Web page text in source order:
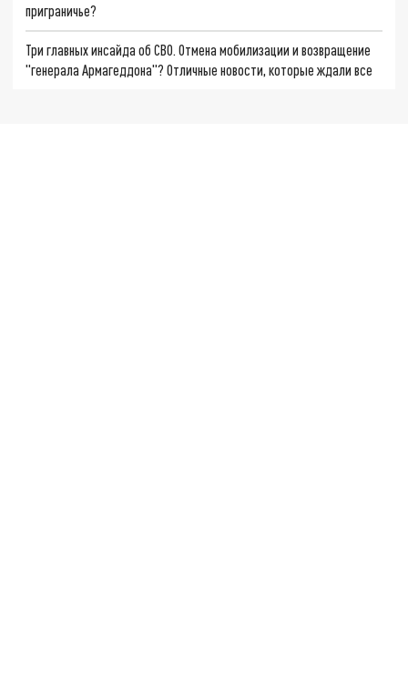
приграничье?
Три главных инсайда об СВО. Отмена мобилизации и возвращение
"генерала Армагеддона"? Отличные новости, которые ждали все